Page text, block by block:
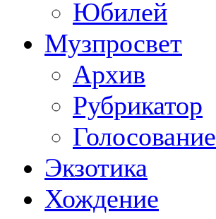
Юбилей
Музпросвет
Архив
Рубрикатор
Голосование
Экзотика
Хождение